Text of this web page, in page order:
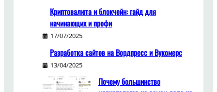
Криптовалюта и блокчейн: гайд для
начинающих и профи
17/07/2025
Разработка сайтов на Вордпресс и Вукомерс
13/04/2025
Почему большинство